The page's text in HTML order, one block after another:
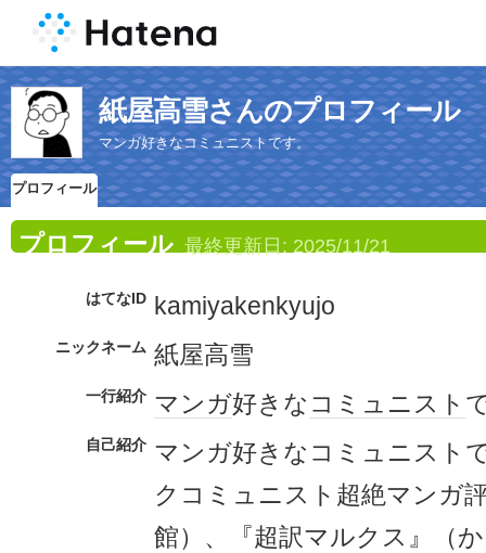
紙屋高雪さんのプロフィール
マンガ好きなコミュニストです。
プロフィール
プロフィール 最終更新日: 2025/11/21
はてなID kamiyakenkyujo
ニックネーム 紙屋高雪
一行紹介 マンガ好きな コミュニスト
自己紹介 マンガ好きなコミュニスト
クコミュニスト超絶マンガ
館）、『超訳マルクス』（